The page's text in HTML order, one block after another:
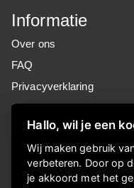
Informatie
Over ons
FAQ
Privacyverklaring
Contactgegevens
Nieuwsbrief
Meld je aan voor onze
Hallo, wil je een
Wij maken gebruik
verbeteren. Door op
je akkoord met het